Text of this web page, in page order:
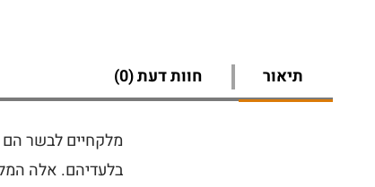
תיאור חוות דעת (0)
מלקחיים לבשר
בלעדיהם. אלה